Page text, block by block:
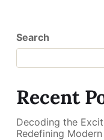
Search
Recent
Decoding the
Redefining